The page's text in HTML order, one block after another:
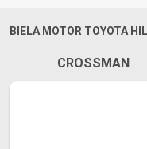
BIELA MOTOR TOYOTA
CROSSMAN